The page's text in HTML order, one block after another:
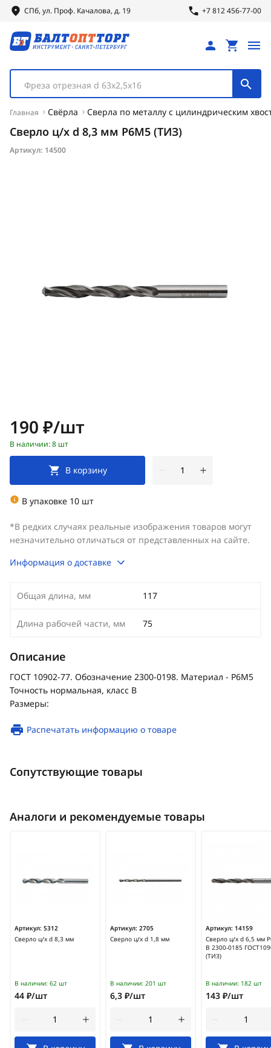
СПб, ул. Проф. Качалова, д. 19 +7 812 456-77-00
Фреза отрезная d 63х2,5х16
Главная Свёрла Сверла по металлу с цилиндрическим
Сверло ц/х d 8,3 мм Р6М5 (ТИЗ)
Артикул: 14500
Цена:
190 ₽/шт
В наличии: 8 шт
В корзину
В упаковке 10 шт
*В редких случаях реальные изображения товаров могут
незначительно отличаться от представленных на сайте.
Информация о доставке
Общая длина, мм 117
Длина рабочей части, мм 75
Описание
ГОСТ 10902-77. Обозначение 2300-0198. Материал - Р6М5
Точность нормальная, класс В
Размеры:
Распечатать информацию о товаре
Сопутствующие товары
Аналоги и рекомендуемые товары
Артикул: 5312
Сверло ц/х d 8,3 мм
В наличии: 62 шт
44 ₽/шт
Артикул: 2705
Сверло ц/х d 1,8 мм
В наличии: 201 шт
6,3 ₽/шт
Артикул: 14159
Сверло ц/х d 6,5 мм
В 2300-0185
(ТИЗ)
В наличии: 182 шт
143 ₽/шт